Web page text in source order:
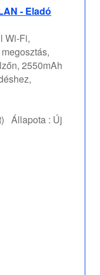
- Eladó
Wi-Fi,
2550mAh
Állapota : Új